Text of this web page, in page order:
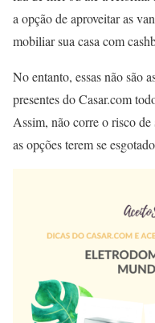
a opção de aproveitar as
mobiliar sua casa com
No entanto, essas não são
presentes do Casar.com
Assim, não corre o risco
as opções terem se